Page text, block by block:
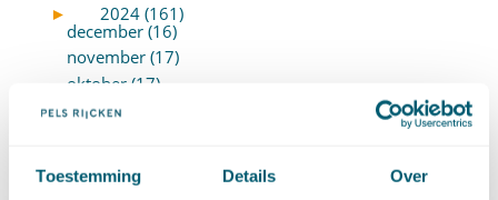
Toestemming Details Over
►
2024 (161)
december (16)
november (17)
oktober (17)
september (9)
juni (7)